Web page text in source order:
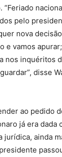
“Feriado
pelo
nova
e vamos
nos inquéritos
disse
ao pedido
já era dada
jurídica, ainda